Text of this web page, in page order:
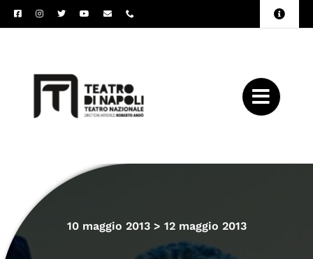
Salta
al
Toggle
10 maggio 2013 > 12 maggio 2013